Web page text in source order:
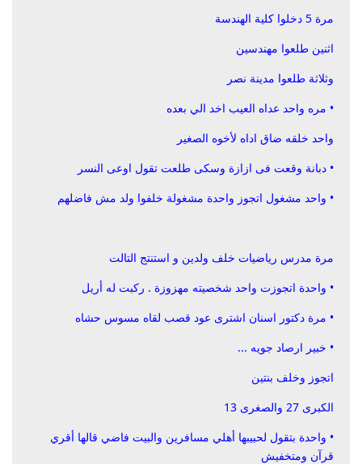
مرة 5 ‏دخلوا كلية الهندسة
اثنين طلعوا مهندسين
وثلاثة طلعوا مدينة نصر
• مره واحد عداه العيب اخد الي بعده
واحد خلقه ضاق اداه لأخوه الصغير
• دبانة وقعت فى ازازة وسكى طلعت تقول اوعى النسر
• واحد مشغول اتجوز واحدة مشغولة خلفوا ولد مش فاضلهم
مرة مدرس رياضيات خلف ولدين و استنتج التالت
• واحدة اتجوزت واحد شخصيته مهزوزة . ‏ركبت له أريل
• مرة دكتور اسنان اشترى عود قصب لقاه مسوس حشاه
• خبير ارصاد جويه ...
‏اتجوز وخلف بنتين
الكبرى 27 ‏والصغرى 13
• واحدة بتقول لحبيبها أهلي مسافرين والبيت فاضي قالها أقري
قرآن ومتخفيش